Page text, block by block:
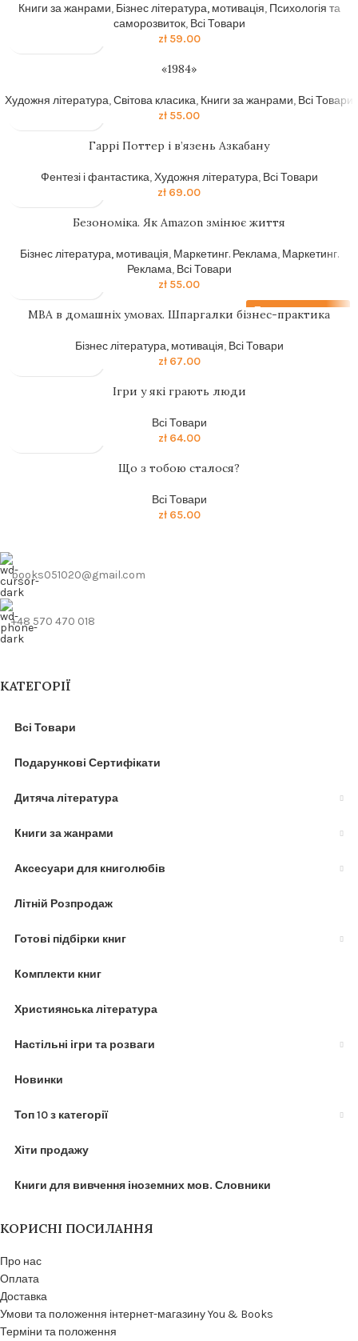
Книги за жанрами, Бізнес література, мотивація, Психологія та
саморозвиток, Всі Товари
zł59.00
«1984»
Художня література,Світова класика, Книги за жанрами, Всі Товари
zł 55.00
Гаррі Поттер і в’язень Азкабану
Фентезі і фантастика,Художня література, Всі Товари
zł 69.00
Безономіка. Як Amazon змінює життя
Бізнес література, мотивація, Маркетинг. Реклама, Маркетинг.
Реклама, Всі Товари
zł 55.00
Передзамовлення
MBA в домашніх умовах. Шпаргалки бізнес-практика
Бізнес література, мотивація, Всі Товари
zł67.00
Ігри у які грають люди
Всі Товари
zł64.00
Що з тобою сталося?
Всі Товари
zł65.00
books051020@gmail.com
+48 570 470 018
КАТЕГОРІЇ
Всі Товари
Подарункові Сертифікати
Дитяча література
Книги за жанрами
Аксесуари для книголюбів
Літній Розпродаж
Готові підбірки книг
Комплекти книг
Християнська література
Настільні ігри та розваги
Новинки
Топ 10 з категорії
Хіти продажу
Книги для вивчення іноземних мов. Словники
КОРИСНІ ПОСИЛАННЯ
Про нас
Оплата
Доставка
Умови та положення інтернет-магазину You & Books
Терміни та положення